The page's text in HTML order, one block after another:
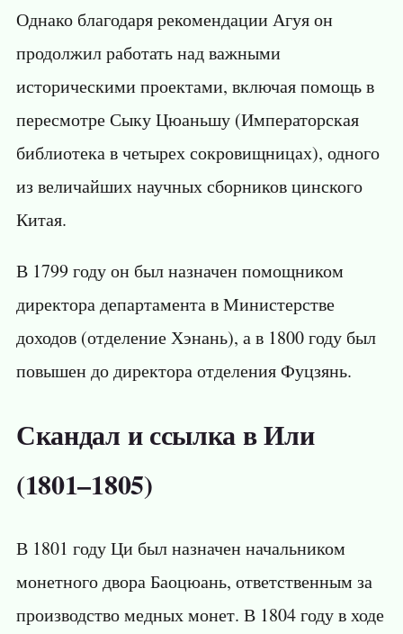
Однако благодаря рекомендации Агуя он
продолжил работать над важными
историческими проектами, включая помощь в
пересмотре Сыку Цюаньшу (Императорская
библиотека в четырех сокровищницах), одного
из величайших научных сборников цинского
Китая.
В 1799 году он был назначен помощником
директора департамента в Министерстве
доходов (отделение Хэнань), а в 1800 году был
повышен до директора отделения Фуцзянь.
Скандал и ссылка в Или
(1801–1805)
В 1801 году Ци был назначен начальником
монетного двора Баоцюань, ответственным за
производство медных монет. В 1804 году в ходе